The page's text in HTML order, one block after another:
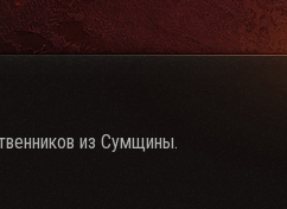
из Сумщины.